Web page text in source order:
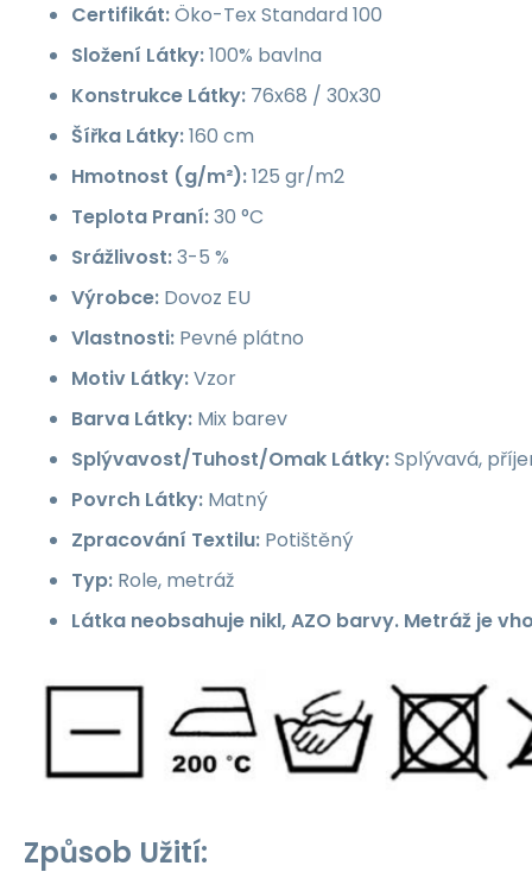
Certifikát:Öko-Tex Standard 100
Složení Látky:100% bavlna
Konstrukce Látky: 76x68 / 30x30
Šířka Látky:160 cm
Hmotnost (g/m²):125 gr/m2
Teplota Praní:30 °C
Srážlivost:3-5 %
Výrobce: Dovoz EU
Vlastnosti: Pevné plátno
Motiv Látky:Vzor
Barva Látky: Mix barev
Splývavost/Tuhost/Omak Látky:Splývavá,
Povrch Látky: Matný
Zpracování Textilu: Potištěný
Typ: Role, metráž
Látka neobsahuje nikl, AZO barvy. Metráž je
Způsob Užití: